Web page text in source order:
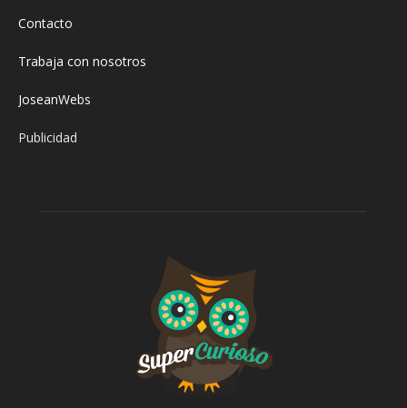
Contacto
Trabaja con nosotros
JoseanWebs
Publicidad